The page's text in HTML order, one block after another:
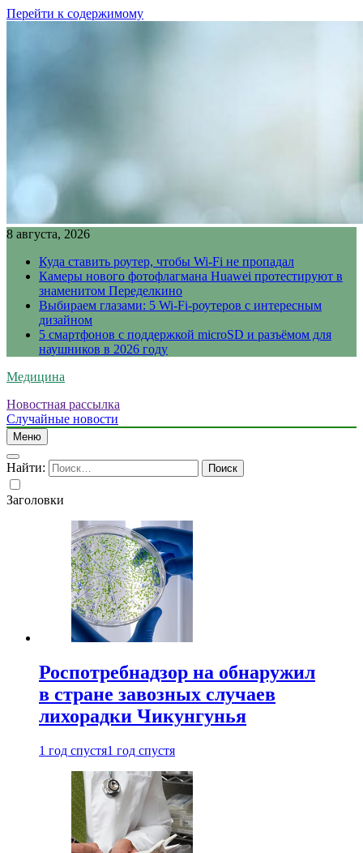
Перейти к содержимому
8 августа, 2026
Куда ставить роутер, чтобы Wi-Fi не пропадал
Камеры нового фотофлагмана Huawei протестируют в
знаменитом Переделкино
Выбираем глазами: 5 Wi-Fi-роутеров с интересным
дизайном
5 смартфонов с поддержкой microSD и разъёмом для
наушников в 2026 году
Медицина
Новостная рассылка
Случайные новости
Меню
Найти:
Заголовки
Роспотребнадзор на обнаружил
в стране завозных случаев
лихорадки Чикунгунья
1 год спустя1 год спустя